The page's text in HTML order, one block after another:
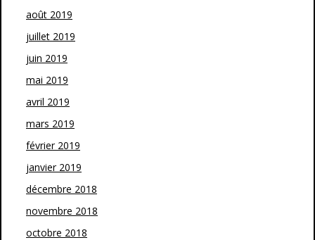
août 2019
juillet 2019
juin 2019
mai 2019
avril 2019
mars 2019
février 2019
janvier 2019
décembre 2018
novembre 2018
octobre 2018